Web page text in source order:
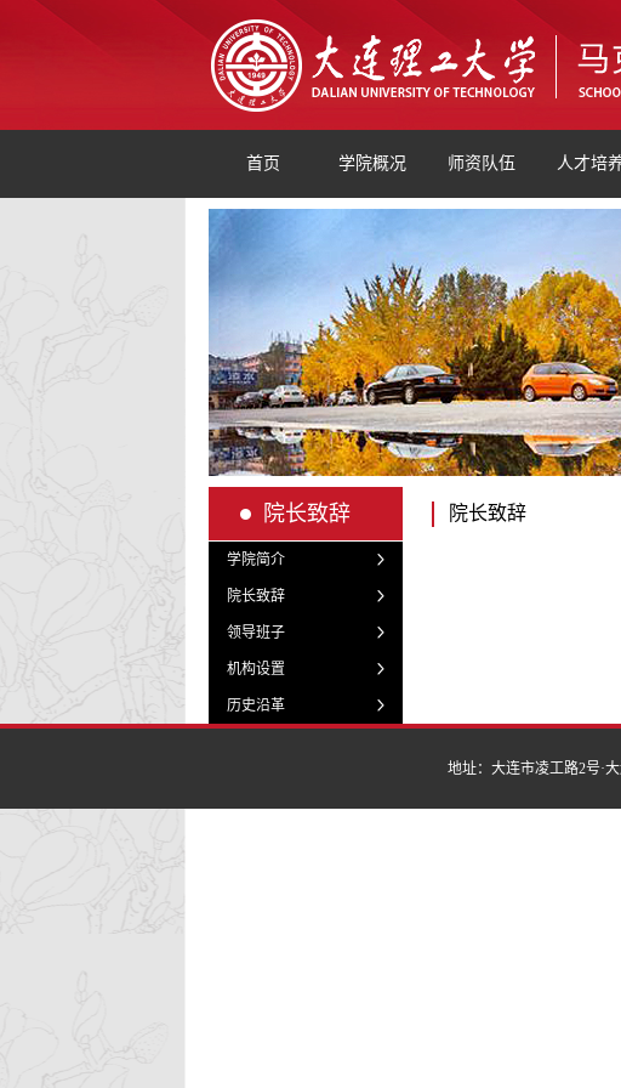
首页 学院概况 师资队伍 人才培
院长致辞
学院简介
院长致辞
领导班子
机构设置
历史沿革
院长致辞
地址：大连市凌工路2号·